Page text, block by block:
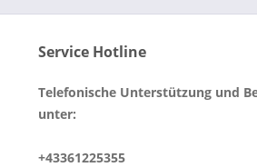
Service Hotline
Telefonische Unterstützung und
unter:
+43361225355